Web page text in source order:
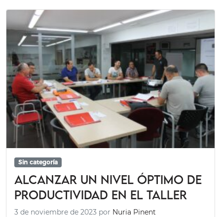
Sin categoría
Alcanzar un nivel óptimo de
productividad en el taller
3 de noviembre de 2023 por Nuria Pinent